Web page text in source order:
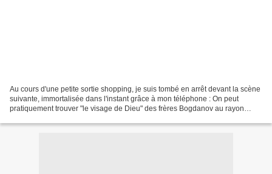
Au cours d'une petite sortie shopping, je suis tombé en arrêt devant la scène
suivante, immortalisée dans l'instant grâce à mon téléphone : On peut
pratiquement trouver "le visage de Dieu" des frères Bogdanov au rayon